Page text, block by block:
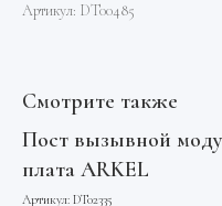
Артикул: DT00485
Смотрите также
Пост вызывной
плата ARKEL
Артикул: DT02335